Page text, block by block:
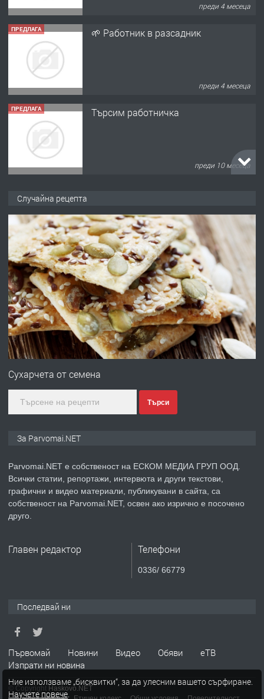
преди 4 месеца
ПРЕДЛАГА 🌱 Работник в разсадник
преди 4 месеца
ПРЕДЛАГА Търсим работничка
преди 10 месеца
преди 1 година
ПРЕДЛАГА Работа за общи работници
преди 1 година
ПРЕДЛАГА
Първи поход "По стъпките на Ангел
преди 1 година
ПРЕДЛАГА Уроци по Математика
ТЪРСИ Търсим работник
Случайна рецепта
Сухарчета от семена
Търси
За Parvomai.NET
Parvomai.NET е собственост на ЕСКОМ МЕДИА ГРУП ООД.
Всички статии, репортажи, интервюта и други текстови,
графични и видео материали, публикувани в сайта, са
собственост на Parvomai.NET, освен ако изрично е посочено
друго.
Главен редактор Телефони
0336/ 66779
Последвай ни
Първомай Новини Видео Обяви
еТВ
Изпрати ни новина
© Copyright Haskovo.NET
Ние използваме „бисквитки“, за да улесним вашето сърфиране.
Научете повече.